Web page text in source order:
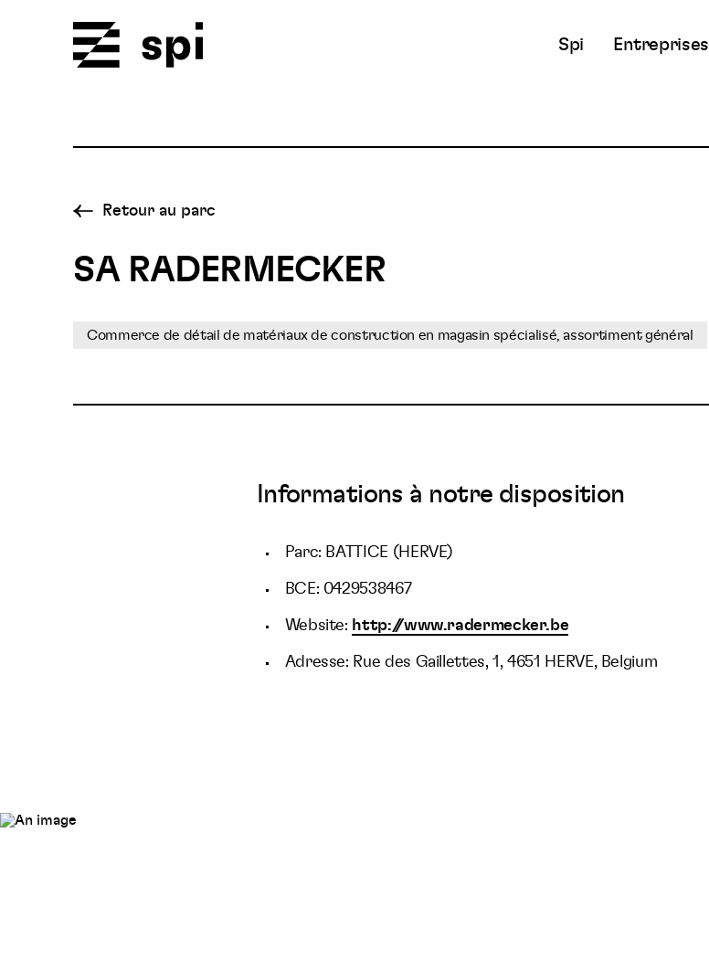
Spi Entreprises
Retour au parc
SA RADERMECKER
Commerce de détail de matériaux de construction en magasin spécialisé, assortiment général
Informations à notre disposition
Parc: BATTICE (HERVE)
BCE: 0429538467
Website: http://www.radermecker.be
Adresse: Rue des Gaillettes, 1, 4651 HERVE, Belgium